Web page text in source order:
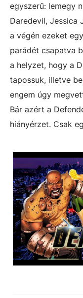
egyszerű: lemegy
Daredevil, Jessica
a végén ezeket
parádét csapatva
a helyzet, hogy a
tapossuk, illetve
engem úgy
Bár azért a
hiányérzet. Csak